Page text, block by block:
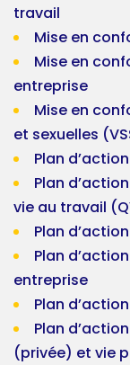
travail
Mise en
Mise en
entreprise
Mise en
et sexuelles
Plan
Plan
vie au travail
Plan
Plan
entreprise
Plan
Plan
(privée) et vie